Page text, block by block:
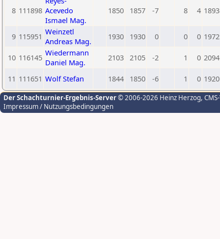
8 111898 Acevedo
Ismael Mag.
1850 1857 -7 8 4 1893
9 115951 Weinzetl
Andreas Mag.
1930 1930 0 0 0 1972
10 116145 Wiedermann
Daniel Mag.
2103 2105 -2 1 0 2094
11 111651 Wolf Stefan 1844 1850 -6 1 0 1920
Der Schachturnier-Ergebnis-Server© 2006-2026 Heinz Herzog,
Impressum / Nutzungsbedingungen